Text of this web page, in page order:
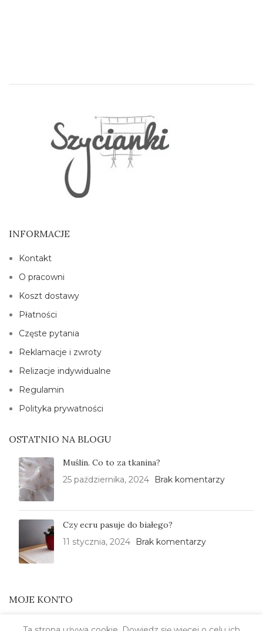
INFORMACJE
Kontakt
O pracowni
Koszt dostawy
Płatności
Częste pytania
Reklamacje i zwroty
Relizacje indywidualne
Regulamin
Polityka prywatności
OSTATNIO NA BLOGU
Muślin. Co to za tkanina?
25 października, 2024
Brak komentarzy
Czy ecru pasuje do białego?
11 stycznia, 2024
Brak komentarzy
MOJE KONTO
Please,